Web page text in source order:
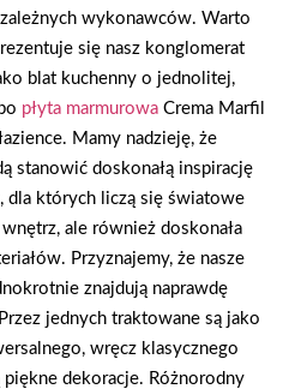
wykonawców. Warto
się nasz konglomerat
blat kuchenny o jednolitej,
płyta marmurowa Crema Marfil
Mamy nadzieję, że
stanowić doskonałą inspirację
których liczą się światowe
ale również doskonała
Przyznajemy, że nasze
znajdują naprawdę
jednych traktowane są jako
wręcz klasycznego
dekoracje. Różnorodny